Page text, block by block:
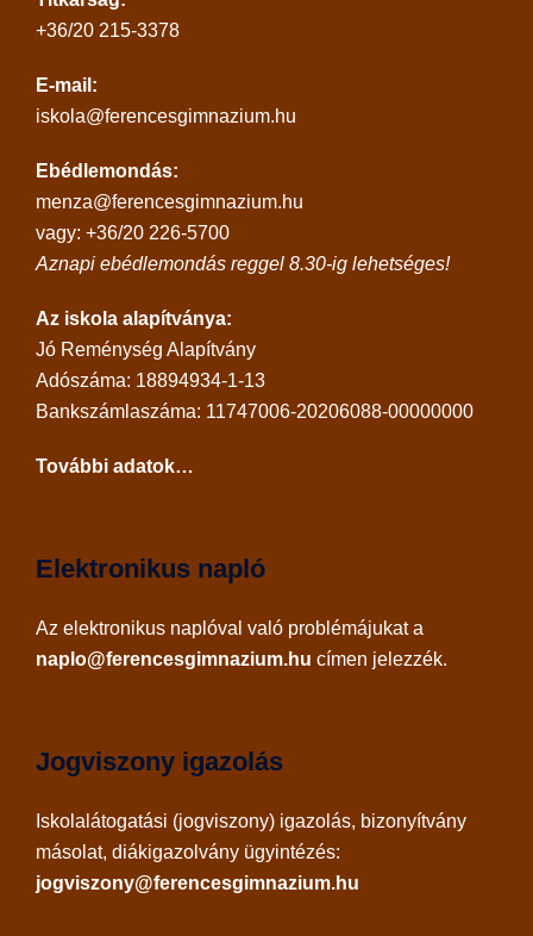
+36/20 215-3378
E-mail:
iskola@ferencesgimnazium.hu
Ebédlemondás:
menza@ferencesgimnazium.hu
vagy: +36/20 226-5700
Aznapi ebédlemondás reggel 8.30-ig lehetséges!
Az iskola alapítványa:
Jó Reménység Alapítvány
Adószáma: 18894934-1-13
Bankszámlaszáma: 11747006-20206088-00000000
További adatok…
Elektronikus napló
Az elektronikus naplóval való problémájukat a
naplo@ferencesgimnazium.hu címen jelezzék.
Jogviszony igazolás
Iskolalátogatási (jogviszony) igazolás, bizonyítvány
másolat, diákigazolvány ügyintézés:
jogviszony@ferencesgimnazium.hu